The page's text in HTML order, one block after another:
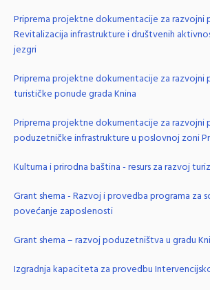
Priprema projektne dokumentacije za razvojni
Revitalizacija infrastrukture i društvenih
jezgri
Priprema projektne dokumentacije za
turističke ponude grada Knina
Priprema projektne dokumentacije za
poduzetničke infrastrukture u poslovnoj zoni
Kulturna i prirodna baština - resurs za razvoj
Grant shema - Razvoj i provedba programa za
povećanje zaposlenosti
Grant shema – razvoj poduzetništva u gradu
Izgradnja kapaciteta za provedbu